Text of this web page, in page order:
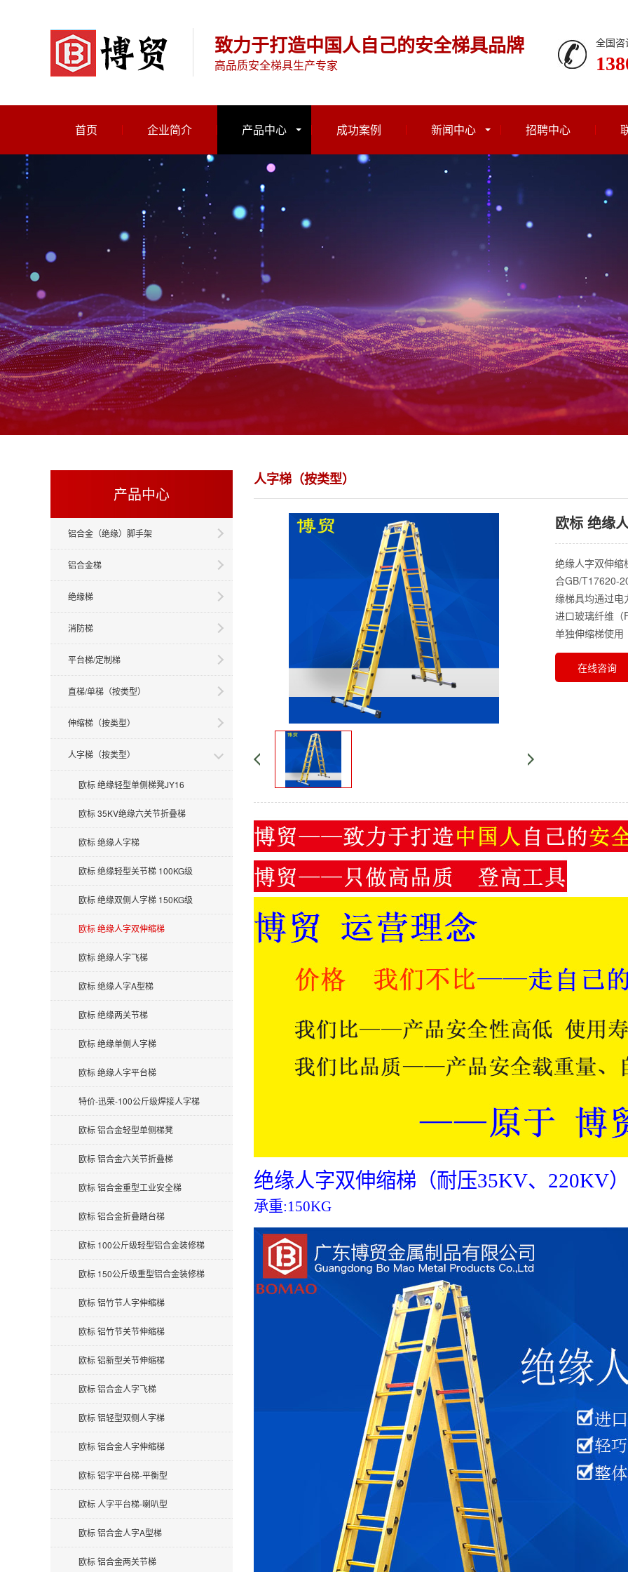
致力于打造中国人自己的安全梯具品牌
高品质安全梯具生产专家
全国
首页 企业简介 产品中心 成功案例 新闻中心 招聘中心
产品中心
铝合金（绝缘）脚手架
铝合金梯
绝缘梯
消防梯
平台梯/定制梯
直梯/单梯（按类型）
伸缩梯（按类型）
人字梯（按类型）
欧标 绝缘轻型单侧梯凳JY16
欧标 35KV绝缘六关节折叠梯
欧标 绝缘人字梯
欧标 绝缘轻型关节梯 100KG级
欧标 绝缘双侧人字梯 150KG级
欧标 绝缘人字双伸缩梯
欧标 绝缘人字飞梯
欧标 绝缘人字A型梯
欧标 绝缘两关节梯
欧标 绝缘单侧人字梯
欧标 绝缘人字平台梯
特价-迅荣-100公斤级焊接人字梯
欧标 铝合金轻型单侧梯凳
欧标 铝合金六关节折叠梯
欧标 铝合金重型工业安全梯
欧标 铝合金折叠踏台梯
欧标 100公斤级轻型铝合金装修梯
欧标 150公斤级重型铝合金装修梯
欧标 铝竹节人字伸缩梯
欧标 铝竹节关节伸缩梯
欧标 铝新型关节伸缩梯
欧标 铝合金人字飞梯
欧标 铝轻型双侧人字梯
欧标 铝合金人字伸缩梯
欧标 铝字平台梯-平衡型
欧标 人字平台梯-喇叭型
欧标 铝合金人字A型梯
欧标 铝合金两关节梯
人字梯（按类型）
欧标 绝缘
绝缘人字双伸缩
合GB/T17620-
缘梯具均通过电
进口玻璃纤维（
单独伸缩梯使用
在线咨询
绝缘人字双伸缩梯（耐压35KV、220KV
承重:150KG